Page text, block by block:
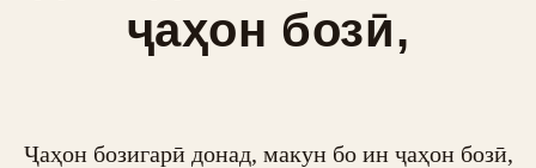
ҷаҳон бозӣ,
Ҷаҳон бозигарӣ донад, макун бо ин ҷаҳон бозӣ,